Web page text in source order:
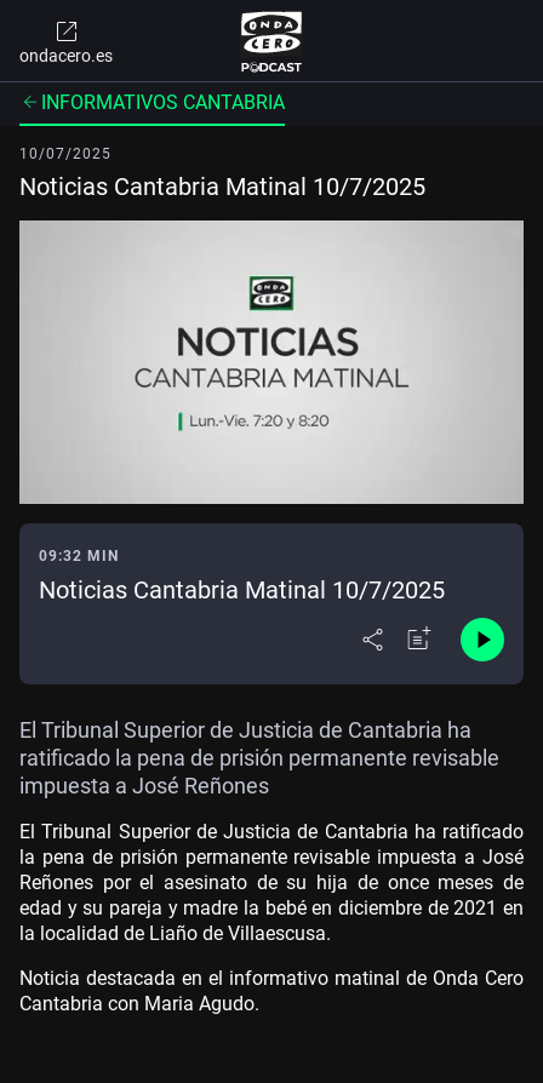
ondacero.es
INFORMATIVOS CANTABRIA
10/07/2025
Noticias Cantabria Matinal 10/7/2025
09:32 MIN
Noticias Cantabria Matinal 10/7/2025
El Tribunal Superior de Justicia de Cantabria ha
ratificado la pena de prisión permanente revisable
impuesta a José Reñones
El Tribunal Superior de Justicia de Cantabria ha ratificado
la pena de prisión permanente revisable impuesta a José
Reñones por el asesinato de su hija de once meses de
edad y su pareja y madre la bebé en diciembre de 2021 en
la localidad de Liaño de Villaescusa.
Noticia destacada en el informativo matinal de Onda Cero
Cantabria con Maria Agudo.